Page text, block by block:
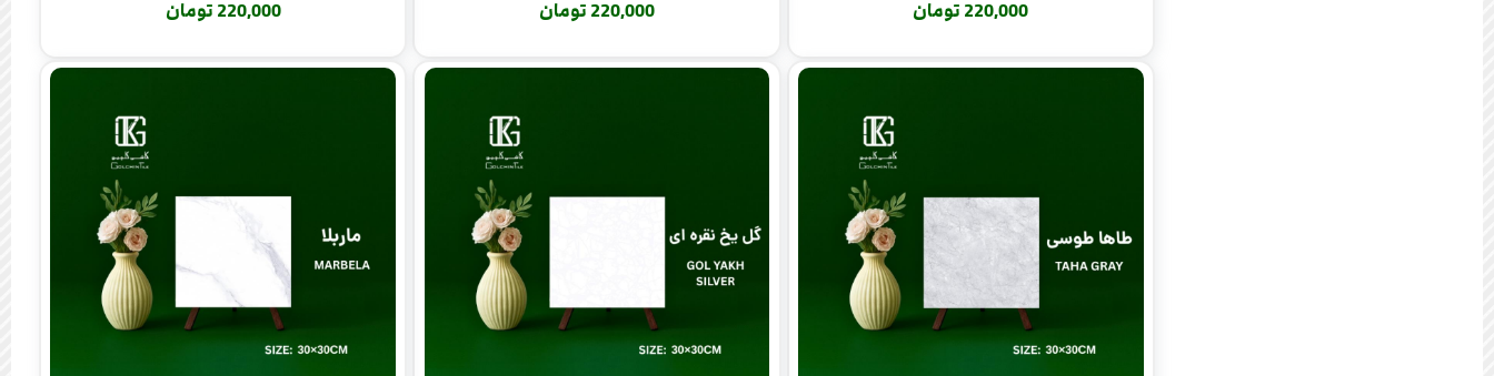
220,000 تومان 220,000 تومان 220,000 تومان